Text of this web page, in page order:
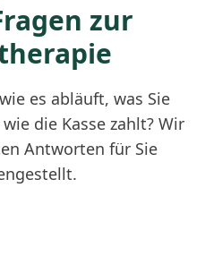
zur
es abläuft, was Sie
die Kasse zahlt? Wir
Antworten für Sie